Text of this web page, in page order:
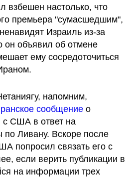
взбешен настолько, что
премьера "сумасшедшим",
Израиль из-за
он объявил об отмене
ему сосредоточиться
напомним,
сообщение о
с США в ответ на
по Ливану. Вскоре после
попросил связать его с
если верить публикации в
на информации трех